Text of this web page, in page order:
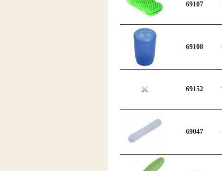
69107
69108
69152
69047